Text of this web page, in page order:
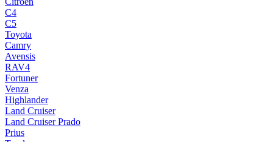
C4
C5
Toyota
Camry
Avensis
RAV4
Fortuner
Venza
Highlander
Land Cruiser
Land Cruiser Prado
Prius